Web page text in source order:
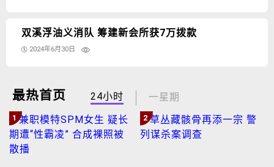
双溪浮油义消队 筹建新会所获7万拨款
2024年6月30日
最热首页 24小时 一星期
1 2